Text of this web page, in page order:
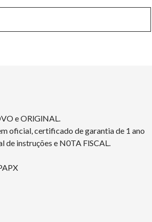
e ORlGlNAL.
oficial, certificado de garantia de 1 ano
de instruções e N0TA FlSCAL.